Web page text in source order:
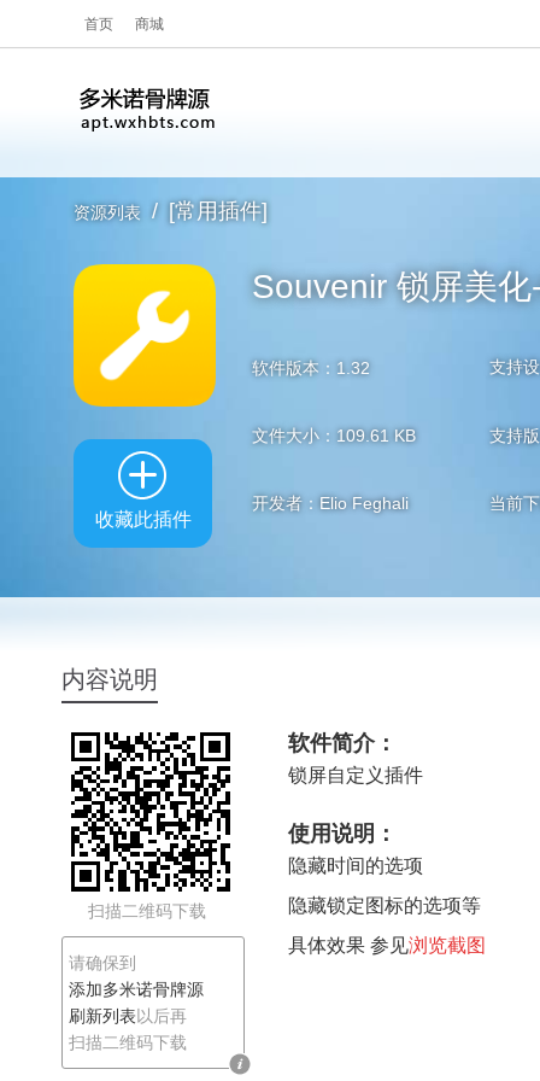
首页 商城
资源列表 / [常用插件]
收藏此插件
Souvenir 锁屏美
软件版本：1.32 支持
文件大小：109.61 KB 支持
开发者：Elio Feghali 当前
内容说明
扫描二维码下载
请确保到
添加多米诺骨牌源
刷新列表 以后再
扫描二维码下载
软件简介：
锁屏自定义插件
使用说明：
隐藏时间的选项
隐藏锁定图标的选项等
具体效果 参见浏览截图